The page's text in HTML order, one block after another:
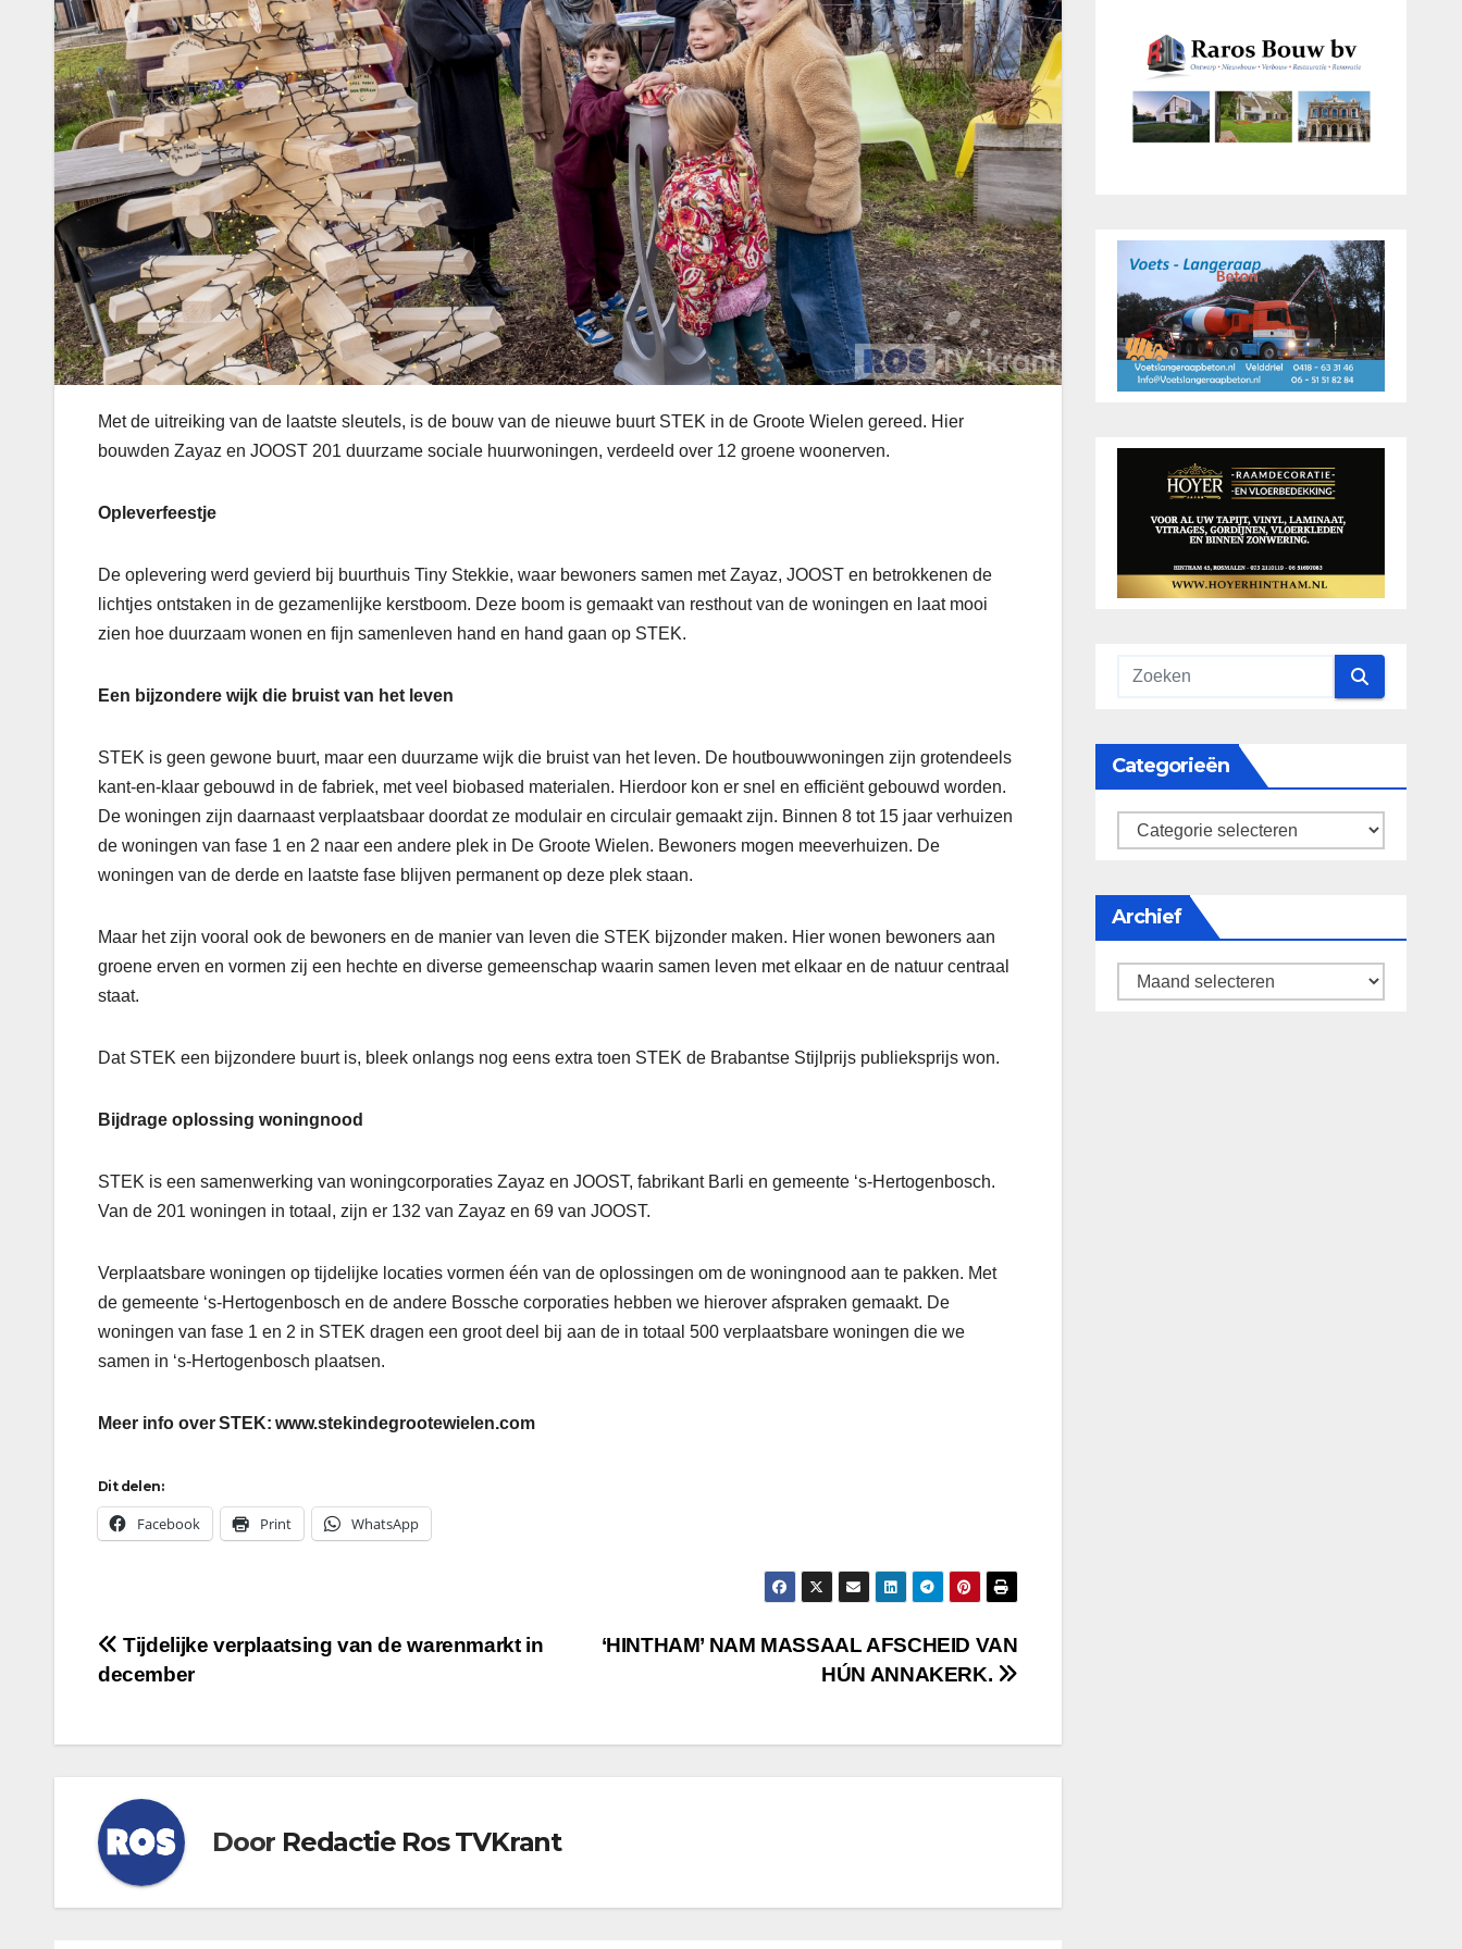
Met de uitreiking van de laatste sleutels, is de bouw van de nieuwe buurt STEK in de Groote Wielen gereed. Hier
bouwden Zayaz en JOOST 201 duurzame sociale huurwoningen, verdeeld over 12 groene woonerven.
Opleverfeestje
De oplevering werd gevierd bij buurthuis Tiny Stekkie, waar bewoners samen met Zayaz, JOOST en betrokkenen de
lichtjes ontstaken in de gezamenlijke kerstboom. Deze boom is gemaakt van resthout van de woningen en laat mooi
zien hoe duurzaam wonen en fijn samenleven hand en hand gaan op STEK.
Een bijzondere wijk die bruist van het leven
STEK is geen gewone buurt, maar een duurzame wijk die bruist van het leven. De houtbouwwoningen zijn grotendeels
kant-en-klaar gebouwd in de fabriek, met veel biobased materialen. Hierdoor kon er snel en efficiënt gebouwd worden.
De woningen zijn daarnaast verplaatsbaar doordat ze modulair en circulair gemaakt zijn. Binnen 8 tot 15 jaar verhuizen
de woningen van fase 1 en 2 naar een andere plek in De Groote Wielen. Bewoners mogen meeverhuizen. De
woningen van de derde en laatste fase blijven permanent op deze plek staan.
Maar het zijn vooral ook de bewoners en de manier van leven die STEK bijzonder maken. Hier wonen bewoners aan
groene erven en vormen zij een hechte en diverse gemeenschap waarin samen leven met elkaar en de natuur centraal
staat.
Dat STEK een bijzondere buurt is, bleek onlangs nog eens extra toen STEK de Brabantse Stijlprijs publieksprijs won.
Bijdrage oplossing woningnood
STEK is een samenwerking van woningcorporaties Zayaz en JOOST, fabrikant Barli en gemeente ‘s-Hertogenbosch.
Van de 201 woningen in totaal, zijn er 132 van Zayaz en 69 van JOOST.
Verplaatsbare woningen op tijdelijke locaties vormen één van de oplossingen om de woningnood aan te pakken. Met
de gemeente ‘s-Hertogenbosch en de andere Bossche corporaties hebben we hierover afspraken gemaakt. De
woningen van fase 1 en 2 in STEK dragen een groot deel bij aan de in totaal 500 verplaatsbare woningen die we
samen in ‘s-Hertogenbosch plaatsen.
Meer info over STEK: www.stekindegrootewielen.com
Dit delen:
Facebook Print WhatsApp
Bericht
‘HINTHAM’ NAM MASSAAL AFSCHEID VAN
HÚN ANNAKERK.
Tijdelijke verplaatsing van de warenmarkt in
december
Door Redactie Ros TVKrant
Categorieën
categorieën
Archief
Archief